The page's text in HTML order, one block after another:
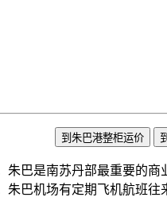
到朱巴港整柜运价
巴是南苏丹部最重要的
朱巴机场有定期飞机航